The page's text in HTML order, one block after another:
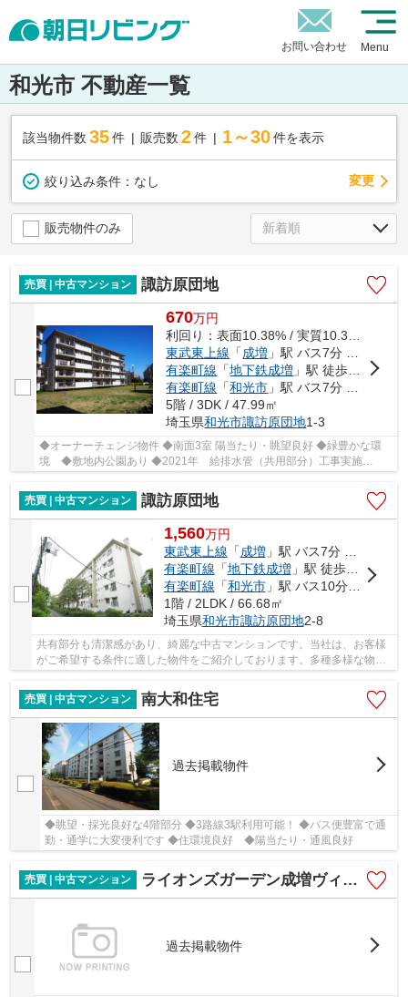
お問い合わせ Menu
和光市 不動産一覧
該当物件数 35件 販売数 2 件 1～30 件を表示
絞り込み条件： なし 変更
販売物件のみ
売買 | 中古マンション 諏訪原団地
670万円
東武東上線 「成増 」駅 バス7分 「諏訪原住宅」 停歩3分
有楽町線 「地下鉄成増 」駅 徒歩23分
有楽町線 「和光市 」駅 バス7分 「諏訪原住宅」 停歩3分
5階 / 3DK / 47.99㎡
埼玉県和光市諏訪原団地1-3
◆オーナーチェンジ物件 ◆南面3室 陽当たり・眺望良好 ◆緑豊かな環
境 ◆敷地内公園あり ◆2021年 給排水管（共用部分）工事実施
売買 | 中古マンション
諏訪原団地
1,560万円
東武東上線 「成増」駅 バス7分 「団地西口」 停歩2分
有楽町線 「地下鉄成増」駅 徒歩25分
有楽町線 「和光市」駅 バス10分 「諏訪原住宅」 停歩5分
1階 / 2LDK / 66.68㎡
埼玉県和光市諏訪原団地2-8
共有部分も清潔感があり、綺麗な中古マンションです。当社は、お客様
がご希望する条件に適した物件をご紹介しております。多種多様な物件
売買 | 中古マンション
南大和住宅
過去掲載物件
◆眺望・採光良好な4階部分 ◆3路線3駅利用可能！ ◆バス便豊富で通
勤・通学に大変便利です ◆住環境良好 ◆陽当たり・通風良好
売買 | 中古マンション ライオンズガーデン成増ヴィスタヒル エアリーコート
過去掲載物件